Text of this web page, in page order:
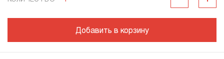
Добавить в корзину